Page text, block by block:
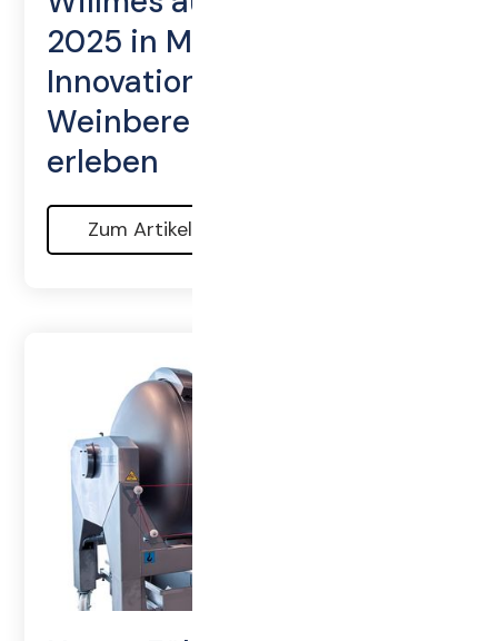
2025 in Montpellier -
Innovation für die
Weinbereitung hautnah
erleben
Zum Artikel